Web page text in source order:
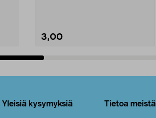
3,00
Yleisiä kysymyksiä Tietoa meistä